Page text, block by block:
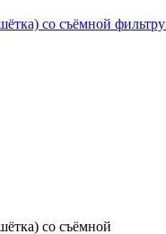
со съёмной
со съёмной